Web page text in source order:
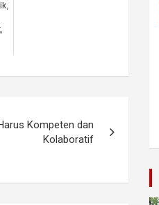
Kompeten dan
Kolaboratif